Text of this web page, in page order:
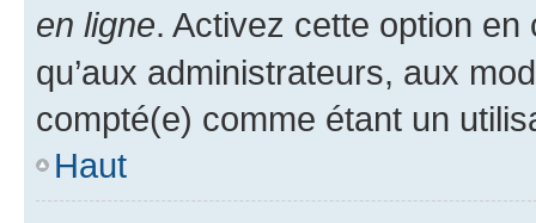
en ligne. Activez cette option
qu’aux administrateurs, aux
compté(e) comme étant un
Haut